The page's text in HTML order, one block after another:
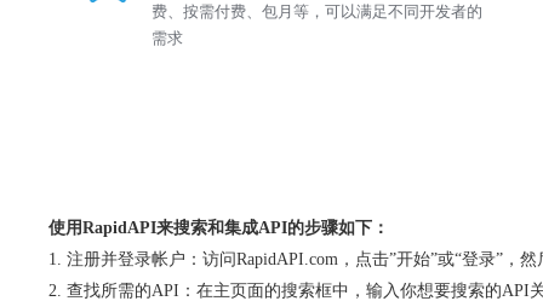
费、按需付费、包月等，可以满足不同开发者的
需求
使用RapidAPI来搜索和集成API的步骤如下：
注册并登录帐户：访问RapidAPI.com，点击”开始”或“登录”，
查找所需的API：在主页面的搜索框中，输入你想要搜索的API